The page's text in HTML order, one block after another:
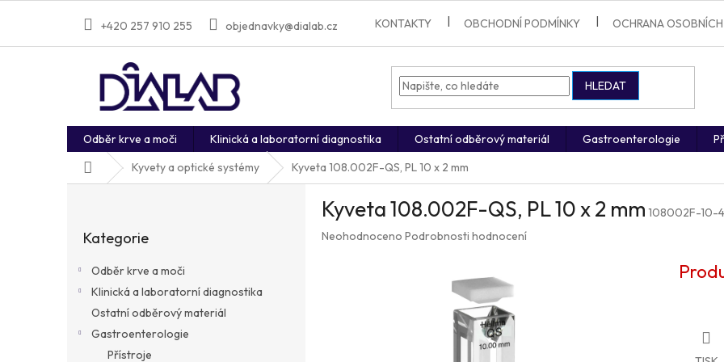
+420 257 910 255 objednavky@dialab.cz KONTAKTY OBCHODNÍ PODMÍNKY OCHRANA OSOBNÍCH
HLEDAT
Odběr krve a moči Klinická a laboratorní diagnostika Ostatní odběrový materiál Gastroenterologie
Domů Kyvety a optické systémy Kyveta 108.002F-QS, PL 10 x 2 mm
kategorie
Kategorie
Odběr krve a moči
Klinická a laboratorní diagnostika
Ostatní odběrový materiál
Gastroenterologie
Přístroje
Kyveta 108.002F-QS, PL 10 x 2 mm 108002F-10-
Průměrné
Neohodnoceno Podrobnosti hodnocení